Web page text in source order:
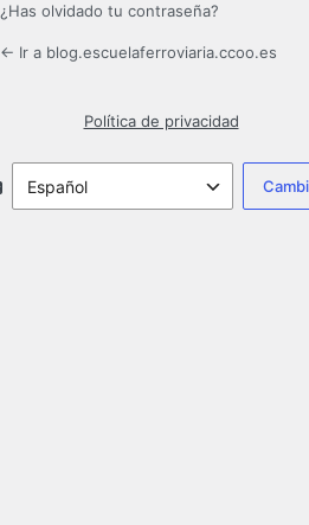
¿Has olvidado tu contraseña?
← Ir a blog.escuelaferroviaria.ccoo.es
Política de privacidad
Idioma